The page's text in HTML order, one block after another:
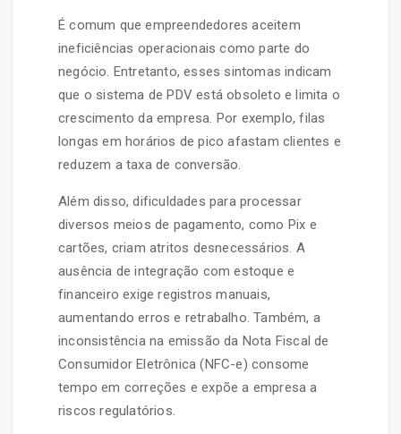
É comum que empreendedores aceitem
ineficiências operacionais como parte do
negócio. Entretanto, esses sintomas indicam
que o sistema de PDV está obsoleto e limita o
crescimento da empresa. Por exemplo, filas
longas em horários de pico afastam clientes e
reduzem a taxa de conversão.
Além disso, dificuldades para processar
diversos meios de pagamento, como Pix e
cartões, criam atritos desnecessários. A
ausência de integração com estoque e
financeiro exige registros manuais,
aumentando erros e retrabalho. Também, a
inconsistência na emissão da Nota Fiscal de
Consumidor Eletrônica (NFC-e) consome
tempo em correções e expõe a empresa a
riscos regulatórios.